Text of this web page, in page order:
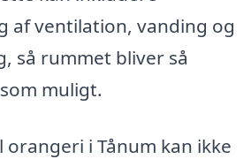
af ventilation, vanding og
så rummet bliver så
muligt.
i Tånum kan ikke